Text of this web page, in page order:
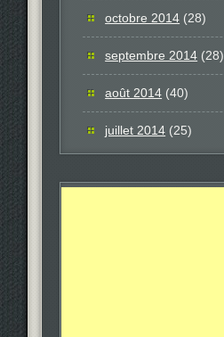
octobre 2014 (28)
septembre 2014 (28)
août 2014 (40)
juillet 2014 (25)